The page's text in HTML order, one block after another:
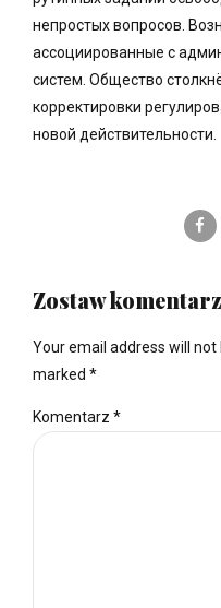
непростых вопросов.
ассоциированные с
систем. Общество
корректировки
новой действительности.
Zostaw komentarz
Your email address will
marked *
Komentarz *